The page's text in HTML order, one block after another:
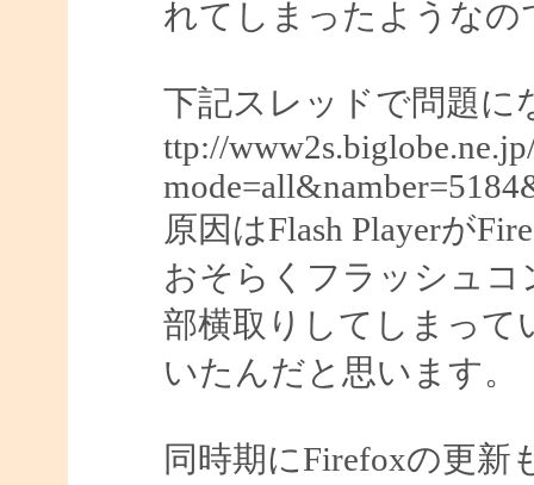
れてしまったようなの
下記スレッドで問題に
ttp://
原因はFlash Playerが
おそらくフラッシュ
部横取りしてしまって
いたんだと思います。
同時期にFirefoxの更